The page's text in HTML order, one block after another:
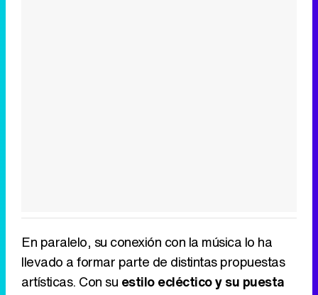
En paralelo, su conexión con la música lo ha
llevado a formar parte de distintas propuestas
artísticas. Con su estilo ecléctico y su puesta